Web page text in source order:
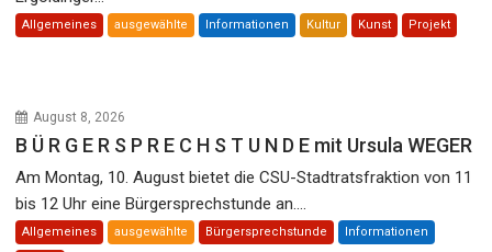
Allgemeines ausgewählte Informationen Kultur Kunst Projekt
August 8, 2026
B Ü R G E R S P R E C H S T U N D E mit Ursula WEGER
Am Montag, 10. August bietet die CSU-Stadtratsfraktion von 11
bis 12 Uhr eine Bürgersprechstunde an....
Allgemeines ausgewählte Bürgersprechstunde Informationen